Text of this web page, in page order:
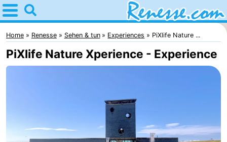
Home
Renesse
Tipps
Appartements
Home Renesse Sehen & tun Experiences PiXlife Nature ...
PiXlife Nature Xperience - Experience